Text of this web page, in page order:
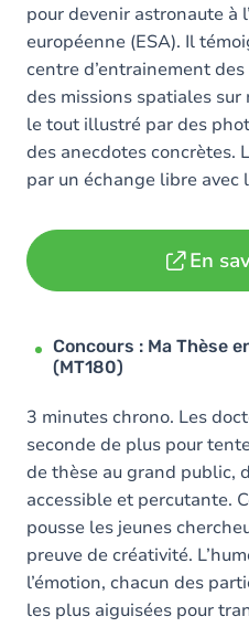
pour devenir astronaute à
européenne (ESA). Il
centre d’entrainement
des missions spatiales sur
le tout illustré par des
des anecdotes concrètes.
par un échange libre avec
En
Concours : Ma Thèse
(MT180)
3 minutes chrono. Les
seconde de plus pour
de thèse au grand public,
accessible et percutante.
pousse les jeunes
preuve de créativité.
l’émotion, chacun des
les plus aiguisées pour